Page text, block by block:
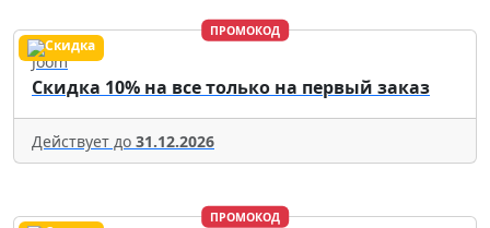
ПРОМОКОД
Joom
Скидка 10% на все только на первый заказ
Действует до 31.12.2026
ПРОМОКОД